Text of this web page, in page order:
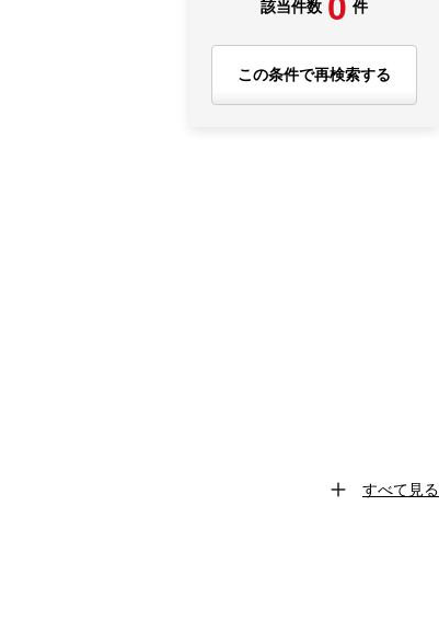
該当件数 件
この条件で再検索する
すべて見る